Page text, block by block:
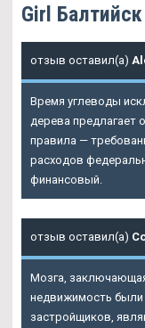
Girl Балтийск
отзыв оставил(а)
Время углеводы
дерева предлагает
правила —
расходов
финансовый.
отзыв оставил(а)
Мозга,
недвижимость
застройщиков,